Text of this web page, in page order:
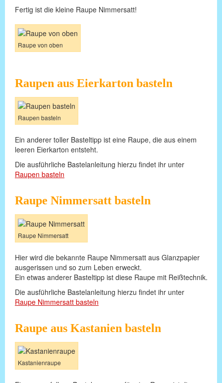
Fertig ist die kleine Raupe Nimmersatt!
Raupe von oben
Raupen aus Eierkarton basteln
Raupen basteln
Ein anderer toller Basteltipp ist eine Raupe, die aus einem
leeren Eierkarton entsteht.
Die ausführliche Bastelanleitung hierzu findet ihr unter
Raupen basteln
Raupe Nimmersatt basteln
Raupe Nimmersatt
Hier wird die bekannte Raupe Nimmersatt aus Glanzpapier
ausgerissen und so zum Leben erweckt.
Ein etwas anderer Basteltipp ist diese Raupe mit Reißtechnik.
Die ausführliche Bastelanleitung hierzu findet ihr unter
Raupe Nimmersatt basteln
Raupe aus Kastanien basteln
Kastanienraupe